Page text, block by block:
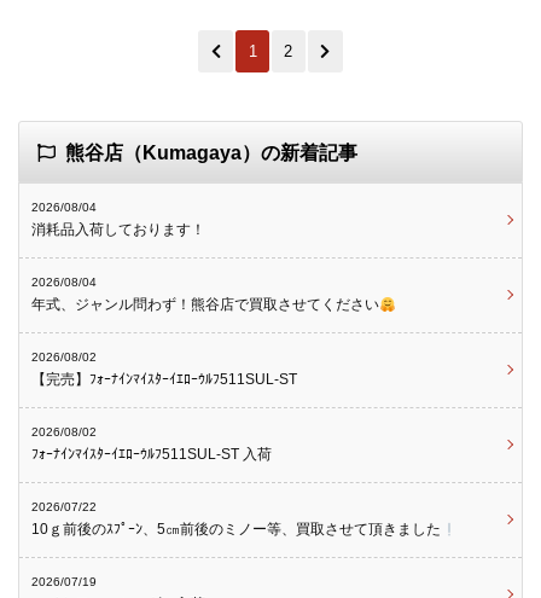
1 2
熊谷店（Kumagaya）の新着記事
2026/08/04
消耗品入荷しております！
2026/08/04
年式、ジャンル問わず！熊谷店で買取させてください
2026/08/02
【完売】ﾌｫｰﾅｲﾝﾏｲｽﾀｰｲｴﾛｰｳﾙﾌ511SUL-ST
2026/08/02
ﾌｫｰﾅｲﾝﾏｲｽﾀｰｲｴﾛｰｳﾙﾌ511SUL-ST 入荷
2026/07/22
10ｇ前後のｽﾌﾟｰﾝ、5㎝前後のミノー等、買取させて頂きました
2026/07/19